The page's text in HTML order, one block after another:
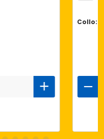
Collo: